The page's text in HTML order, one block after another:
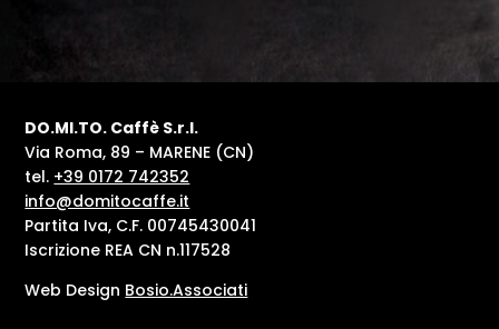
DO.MI.TO. Caffè S.r.l.
Via Roma, 89 – MARENE (CN)
tel. +39 0172 742352
info@domitocaffe.it
Partita Iva, C.F. 00745430041
Iscrizione REA CN n.117528
Web Design Bosio.Associati